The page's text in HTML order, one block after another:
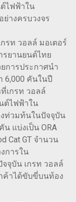
ไฟฟ้าใน
ย่างครบวงจร
รท วอลล์ มอเตอร์
รยานยนต์ไทย
การประกาศนำ
6,000 คันในปี
เกรท วอลล์
ต์ไฟฟ้าใน
ท่วมท้นในปัจจุบัน
แบ่งเป็น ORA
Cat GT จำนวน
การใน
จุบัน เกรท วอลล์
ค้าได้ขับขี่บนท้อง